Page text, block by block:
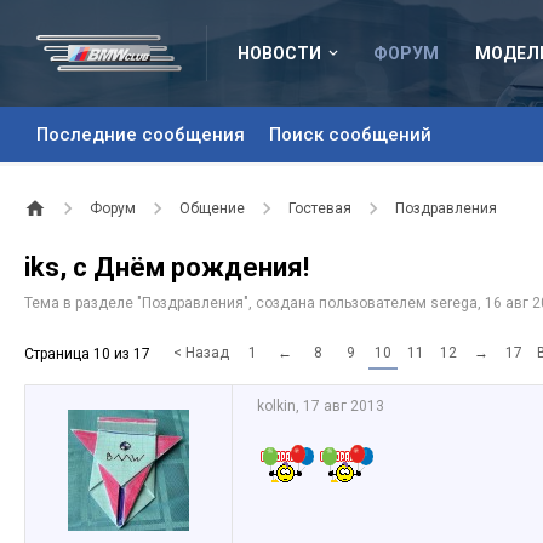
НОВОСТИ ФОРУМ
Последние сообщения Поиск сообщений
Форум Общение Гостевая Поздравления
iks, с Днём рождения!
Тема в разделе " Поздравления", создана пользователем serega, 16 авг
Страница 10 из 17 < Назад 1 ← 8 9 10 11 12 → 17
kolkin, 17 авг 2013